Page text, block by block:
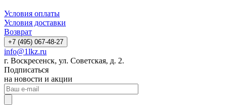
Условия оплаты
Условия доставки
Возврат
+7 (495) 067-48-27
info@1lkz.ru
г. Воскресенск, ул. Советская, д. 2.
Подписаться
на новости и акции